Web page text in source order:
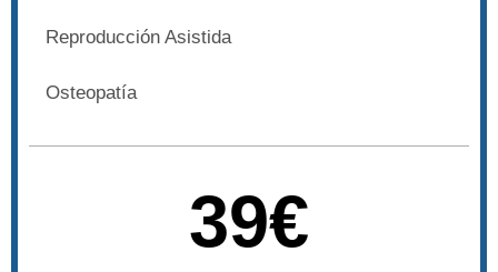
Reproducción Asistida
Osteopatía
39€